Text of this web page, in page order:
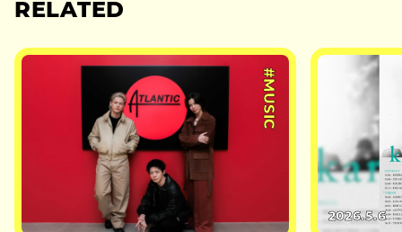
RELATED
#MUSIC
2026.5.6